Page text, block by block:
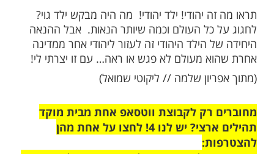
לא אהיה בין החיים. אבל מאוד מפריע לי
שנשפט, רובשקין שמו, והוא הואשם על לא
בסה"כ הוא רצה להרים את קרן הכשרות
בישראל. הוא נידון ל-28 שנות מאסר על לא כלום. יש לו
אישה ו-7 ילדים , ביניהם ילד חולה. כל מה שמעסיק אותי
על מיטת חוליי, זה כמה הילדים מחכים
שכבר יחזור… אני מתחנן לפניך בדמעות,
לו חנינה.